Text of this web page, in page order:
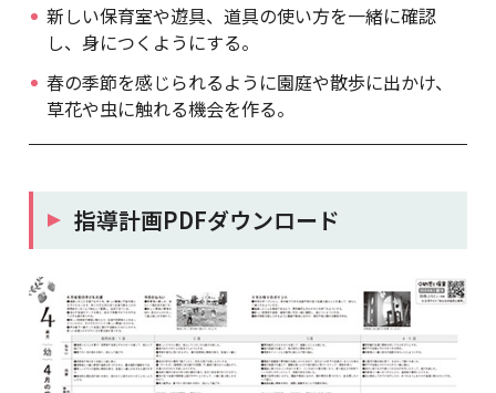
新しい保育室や遊具、道具の使い方を一緒に確認
し、身につくようにする。
春の季節を感じられるように園庭や散歩に出かけ、
草花や虫に触れる機会を作る。
指導計画PDFダウンロード